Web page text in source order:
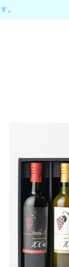
。
スタンダード
レ